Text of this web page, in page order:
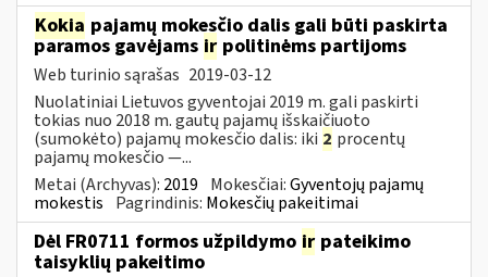
Kokia pajamų mokesčio dalis gali būti paskirta
paramos gavėjams ir politinėms partijoms
Web turinio sąrašas 2019-03-12
Nuolatiniai Lietuvos gyventojai 2019 m. gali paskirti
tokias nuo 2018 m. gautų pajamų išskaičiuoto
(sumokėto) pajamų mokesčio dalis: iki 2 procentų
pajamų mokesčio —...
Metai (Archyvas): 2019 Mokesčiai:Gyventojų pajamų
mokestis Pagrindinis: Mokesčių pakeitimai
Dėl FR0711 formos užpildymo ir pateikimo
taisyklių pakeitimo